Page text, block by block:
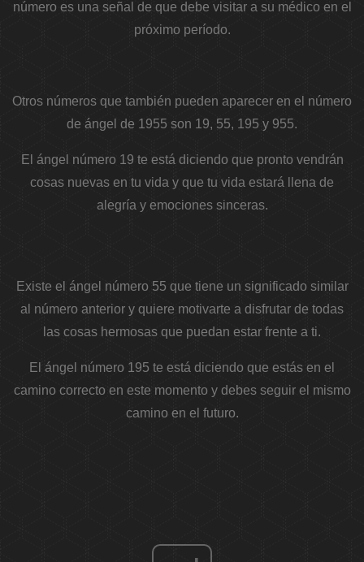
número es una señal de que debe visitar a su médico en el
próximo período.
Otros números que también pueden aparecer en el número
de ángel de 1955 son 19, 55, 195 y 955.
El ángel número 19 te está diciendo que pronto vendrán
cosas nuevas en tu vida y que tu vida estará llena de
alegría y emociones sinceras.
Existe el ángel número 55 que tiene un significado similar
al número anterior y quiere motivarte a disfrutar de todas
las cosas hermosas que puedan estar frente a ti.
El ángel número 195 te está diciendo que estás en el
camino correcto en este momento y debes seguir el mismo
camino en el futuro.